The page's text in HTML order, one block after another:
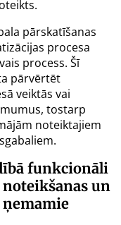
pārskatīšanas
procesa
process. Šī
pārvērtēt
veiktās vai
tostarp
noteiktajiem
funkcionāli
noteikšanas un
ņemamie